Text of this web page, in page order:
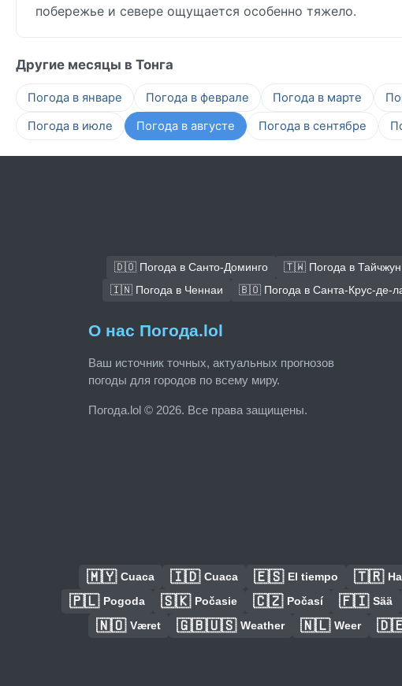
побережье и севере ощущается особенно тяжело.
Другие месяцы в Тонга
Погода в январе Погода в феврале Погода в марте
Погода в июле
Погода в августе Погода в сентябре
🇩🇴 Погода в Санто-Доминго 🇹🇼 Погода в Тайчжун
🇮🇳 Погода в Ченнаи
🇧🇴 Погода в Санта-Крус-де-
О нас Погода.lol
Ваш источник точных, актуальных прогнозов
погоды для городов по всему миру.
Погода.lol © 2026. Все права защищены.
🇲🇾 Cuaca 🇮🇩 Cuaca 🇪🇸 El tiempo 🇹🇷
🇵🇱 Pogoda 🇸🇰 Počasie 🇨🇿 Počasí 🇫🇮 Sää
🇳🇴 Været 🇬🇧🇺🇸 Weather 🇳🇱 Weer